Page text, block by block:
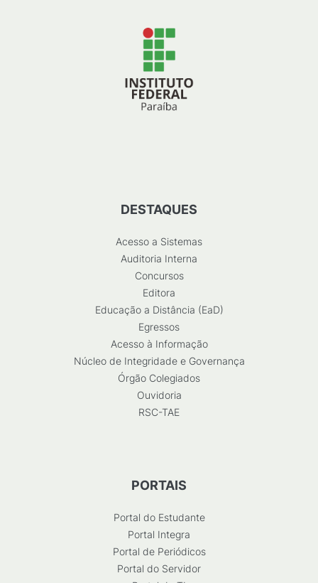
DESTAQUES
Acesso a Sistemas
Auditoria Interna
Concursos
Editora
Educação a Distância (EaD)
Egressos
Acesso à Informação
Núcleo de Integridade e Governança
Órgão Colegiados
Ouvidoria
RSC-TAE
PORTAIS
Portal do Estudante
Portal Integra
Portal de Periódicos
Portal do Servidor